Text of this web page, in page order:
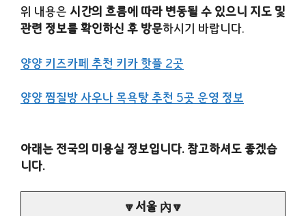
위 내용은 시간의 흐름에 따라 변동될 수 있으니 지도 및
관련 정보를 확인하신 후 방문하시기 바랍니다.
양양 키즈카페 추천 키카 핫플 2곳
양양 찜질방 사우나 목욕탕 추천 5곳 운영 정보
아래는 전국의 미용실 정보입니다. 참고하셔도 좋겠습
니다.
🔽서울 內🔽